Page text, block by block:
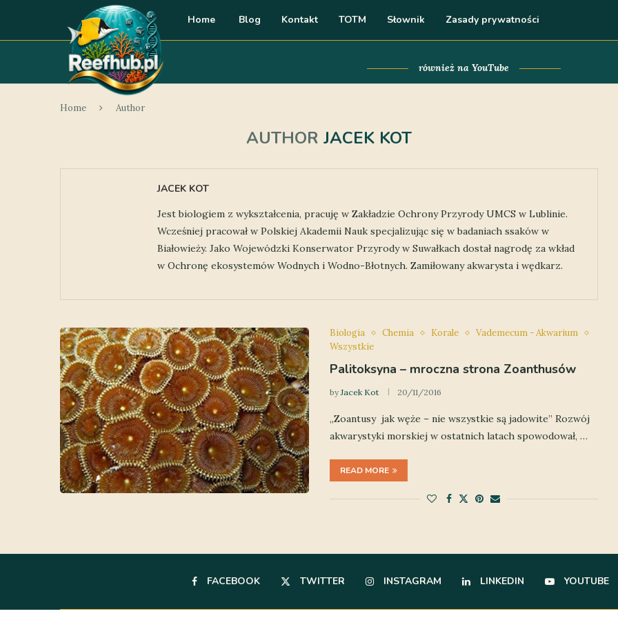
Home Blog Kontakt TOTM Słownik Zasady prywatności
również na YouTube
Home Author
AUTHOR JACEK KOT
JACEK KOT
Jest biologiem z wykształcenia, pracuję w Zakładzie Ochrony Przyrody UMCS w Lublinie.
Wcześniej pracował w Polskiej Akademii Nauk specjalizując się w badaniach ssaków w
Białowieży. Jako Wojewódzki Konserwator Przyrody w Suwałkach dostał nagrodę za wkład
w Ochronę ekosystemów Wodnych i Wodno-Błotnych. Zamiłowany akwarysta i wędkarz.
Biologia Chemia Korale
Vademecum - Akwarium
Wszystkie
Palitoksyna – mroczna strona Zoanthusów
byJacek Kot 20/11/2016
„Zoantusy jak węże – nie wszystkie są jadowite” Rozwój
akwarystyki morskiej w ostatnich latach spowodował, …
READ MORE
FACEBOOK TWITTER INSTAGRAM LINKEDIN YOUTUBE